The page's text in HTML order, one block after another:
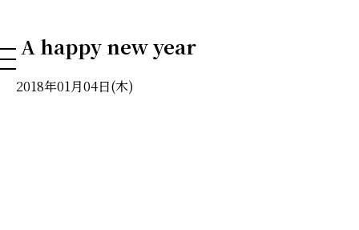
A happy new year
2018年01月04日(木)